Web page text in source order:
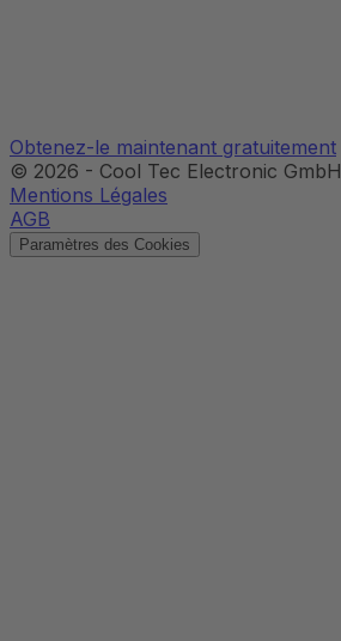
Obtenez-le maintenant gratuitement
© 2026 - Cool Tec Electronic GmbH
Mentions Légales
AGB
Paramètres des Cookies